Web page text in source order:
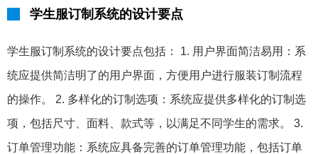
学生服订制系统的设计要点
学生服订制系统的设计要点包括： 1. 用户界面简洁易用：系
统应提供简洁明了的用户界面，方便用户进行服装订制流程
的操作。 2. 多样化的订制选项：系统应提供多样化的订制选
项，包括尺寸、面料、款式等，以满足不同学生的需求。 3.
订单管理功能：系统应具备完善的订单管理功能，包括订单